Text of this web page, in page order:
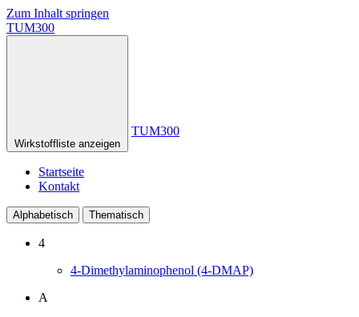
Zum Inhalt springen
TUM300
Wirkstoffliste anzeigen
TUM300
Startseite
Kontakt
Alphabetisch Thematisch
4
4-Dimethylaminophenol (4-DMAP)
A